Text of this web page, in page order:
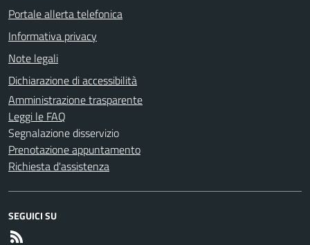
Portale allerta telefonica
Informativa privacy
Note legali
Dichiarazione di accessibilità
Amministrazione trasparente
Leggi le FAQ
Segnalazione disservizio
Prenotazione appuntamento
Richiesta d'assistenza
SEGUICI SU